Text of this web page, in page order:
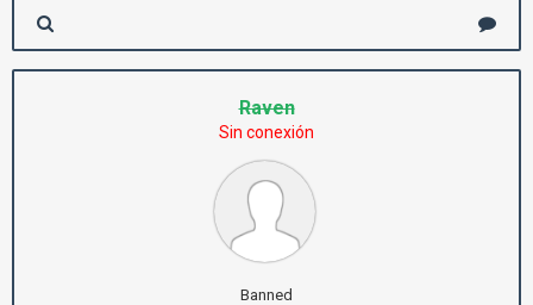
Raven
Sin conexión
Banned